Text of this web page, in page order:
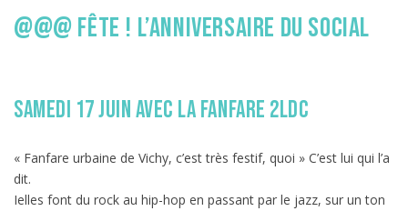
@@@ Fête ! L’anniversaire du Social
samedi 17 juin avec la fanfare 2LDC
« Fanfare urbaine de Vichy, c’est très festif, quoi » C’est lui qui l’a
dit.
Ielles font du rock au hip-hop en passant par le jazz, sur un ton